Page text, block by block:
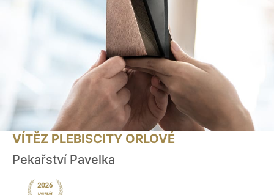
VÍTĚZ PLEBISCITY ORLOVÉ
Pekařství Pavelka